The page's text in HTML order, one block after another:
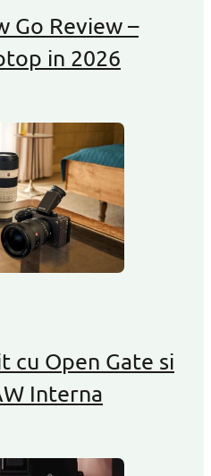
Go Review –
in 2026
cu Open Gate si
Interna